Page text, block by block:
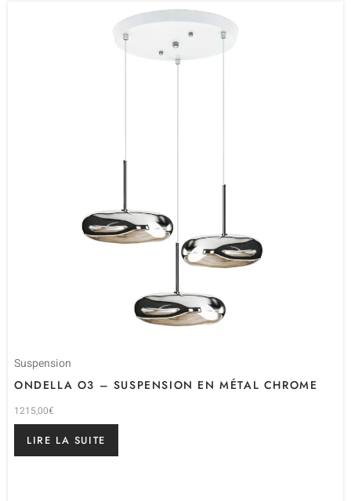
Suspension
ONDELLA O3 – SUSPENSION EN MÉTAL CHROME
1215,00€
LIRE LA SUITE